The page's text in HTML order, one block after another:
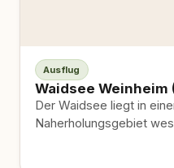
Ausflug
Waidsee Weinheim
Der Waidsee liegt in
Naherholungsgebiet